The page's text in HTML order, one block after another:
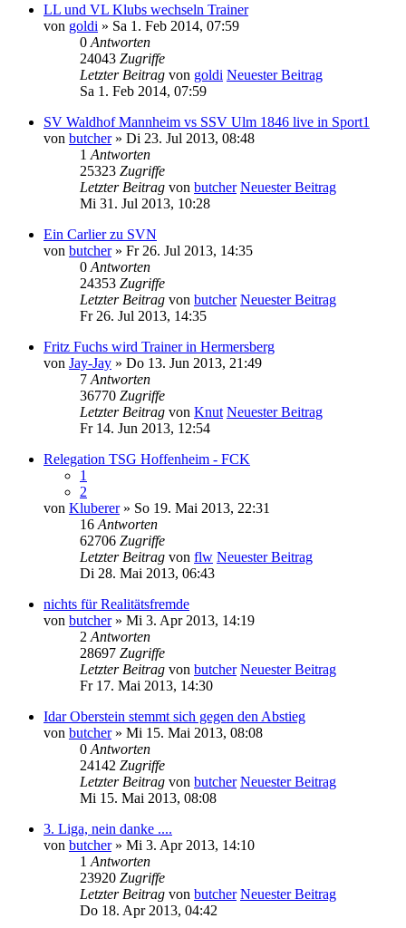
LL und VL Klubs wechseln Trainer
von goldi » Sa 1. Feb 2014, 07:59
0 Antworten
24043 Zugriffe
Letzter Beitrag von goldi Neuester Beitrag
Sa 1. Feb 2014, 07:59
SV Waldhof Mannheim vs SSV Ulm 1846 live in Sport1
von butcher» Di 23. Jul 2013, 08:48
1 Antworten
25323 Zugriffe
Letzter Beitrag von butcher Neuester Beitrag
Mi 31. Jul 2013, 10:28
Ein Carlier zu SVN
von butcher» Fr 26. Jul 2013, 14:35
0 Antworten
24353 Zugriffe
Letzter Beitrag von butcher Neuester Beitrag
Fr 26. Jul 2013, 14:35
Fritz Fuchs wird Trainer in Hermersberg
von Jay-Jay » Do 13. Jun 2013, 21:49
7 Antworten
36770 Zugriffe
Letzter Beitrag von Knut Neuester Beitrag
Fr 14. Jun 2013, 12:54
Relegation TSG Hoffenheim - FCK
1
2
von Kluberer» So 19. Mai 2013, 22:31
16 Antworten
62706 Zugriffe
Letzter Beitrag von flw Neuester Beitrag
Di 28. Mai 2013, 06:43
nichts für Realitätsfremde
von butcher» Mi 3. Apr 2013, 14:19
2 Antworten
28697 Zugriffe
Letzter Beitrag von butcher Neuester Beitrag
Fr 17. Mai 2013, 14:30
Idar Oberstein stemmt sich gegen den Abstieg
von butcher» Mi 15. Mai 2013, 08:08
0 Antworten
24142 Zugriffe
Letzter Beitrag von butcher Neuester Beitrag
Mi 15. Mai 2013, 08:08
3. Liga, nein danke ....
von butcher» Mi 3. Apr 2013, 14:10
1 Antworten
23920 Zugriffe
Letzter Beitrag von butcher Neuester Beitrag
Do 18. Apr 2013, 04:42